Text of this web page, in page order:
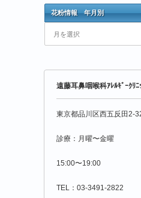
花粉情報 年月別
花
粉
遠藤耳鼻咽喉科ｱﾚﾙｷﾞｰｸﾘﾆ
東京都品川区西五反田2-
診療：月曜〜金曜
15:00〜19:00
TEL：03-3491-2822